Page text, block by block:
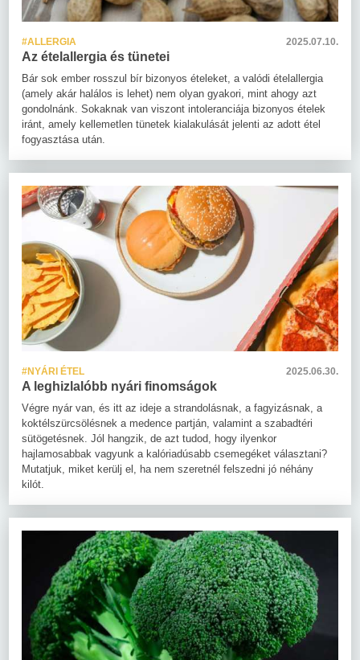
#ALLERGIA 2025.07.10.
Az ételallergia és tünetei
Bár sok ember rosszul bír bizonyos ételeket, a valódi ételallergia
(amely akár halálos is lehet) nem olyan gyakori, mint ahogy azt
gondolnánk. Sokaknak van viszont intoleranciája bizonyos ételek
iránt, amely kellemetlen tünetek kialakulását jelenti az adott étel
fogyasztása után.
#NYÁRI ÉTEL 2025.06.30.
A leghizlalóbb nyári finomságok
Végre nyár van, és itt az ideje a strandolásnak, a fagyizásnak, a
koktélszürcsölésnek a medence partján, valamint a szabadtéri
sütögetésnek. Jól hangzik, de azt tudod, hogy ilyenkor
hajlamosabbak vagyunk a kalóriadúsabb csemegéket választani?
Mutatjuk, miket kerülj el, ha nem szeretnél felszedni jó néhány
kilót.